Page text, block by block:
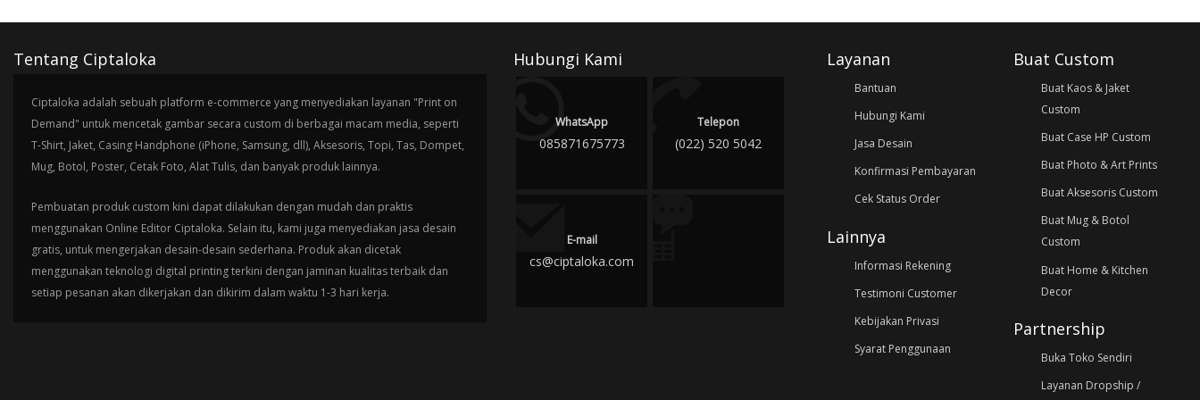
Tentang Ciptaloka
Ciptaloka adalah sebuah platform e-commerce yang menyediakan layanan "Print on
Demand" untuk mencetak gambar secara custom di berbagai macam media, seperti
T-Shirt, Jaket, Casing Handphone (iPhone, Samsung, dll), Aksesoris, Topi, Tas, Dompet,
Mug, Botol, Poster, Cetak Foto, Alat Tulis, dan banyak produk lainnya.
Pembuatan produk custom kini dapat dilakukan dengan mudah dan praktis
menggunakan Online Editor Ciptaloka. Selain itu, kami juga menyediakan jasa desain
gratis, untuk mengerjakan desain-desain sederhana. Produk akan dicetak
menggunakan teknologi digital printing terkini dengan jaminan kualitas terbaik dan
setiap pesanan akan dikerjakan dan dikirim dalam waktu 1-3 hari kerja.
Hubungi Kami
WhatsApp
085871675773
Telepon
(022) 520 5042
E-mail
cs@ciptaloka.com
Layanan
Bantuan
Hubungi Kami
Jasa Desain
Konfirmasi Pembayaran
Cek Status Order
Lainnya
Informasi Rekening
Testimoni Customer
Kebijakan Privasi
Syarat Penggunaan
Buat Custom
Buat Kaos & Jaket
Custom
Buat Case HP Custom
Buat Photo & Art Prints
Buat Aksesoris Custom
Buat Mug & Botol
Custom
Buat Home & Kitchen
Decor
Partnership
Buka Toko Sendiri
Layanan Dropship /